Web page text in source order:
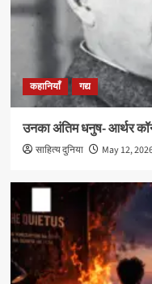
कहानियाँ गद्य
उनका अंतिम धनुष- आर्थर
साहित्य दुनिया May 12,